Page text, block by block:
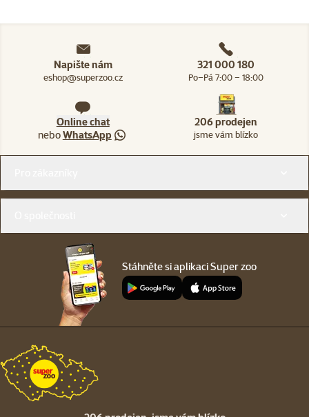
Napište nám
eshop@superzoo.cz
321 000 180
Po–Pá 7:00 – 18:00
Online chat
neboWhatsApp
206 prodejen
jsme vám blízko
Stáhněte si aplikaci Super zoo